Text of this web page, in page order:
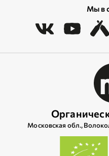
Мы в
Московская обл.,